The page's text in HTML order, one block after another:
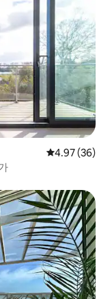
평점 4.97점(5
4.97 (36)